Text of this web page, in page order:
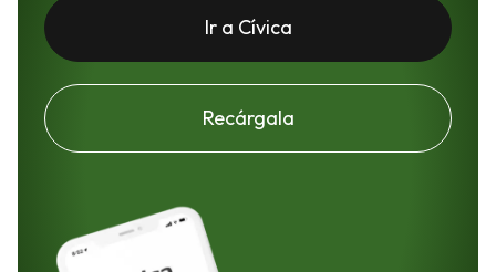
Ir a Cívica
Recárgala